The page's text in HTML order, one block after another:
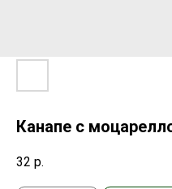
Канапе с
32 р.